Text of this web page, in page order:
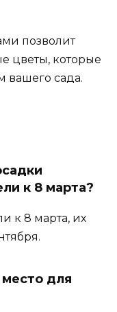
позволит
цветы, которые
вашего сада.
к 8 марта?
к 8 марта, их
для